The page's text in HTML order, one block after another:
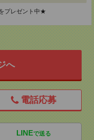
プレゼント中★
へ
電話応募
LINEで送る